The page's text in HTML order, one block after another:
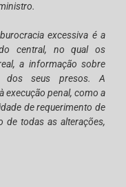
excessiva é a
central, no qual os
a informação sobre
dos seus presos. A
execução penal, como a
de requerimento de
de todas as alterações,